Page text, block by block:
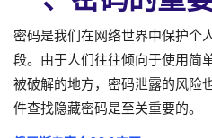
密码是我们在网络世界中保护个
段。由于人们往往倾向于使用简
被破解的地方，密码泄露的风险
件查找隐藏密码是至关重要的。